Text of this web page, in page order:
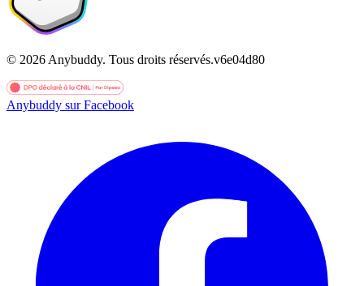
© 2026 Anybuddy. Tous droits réservés.v6e04d80
Anybuddy sur Facebook